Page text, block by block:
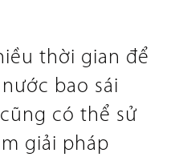
thời gian để
bao sái
có thể sử
giải pháp